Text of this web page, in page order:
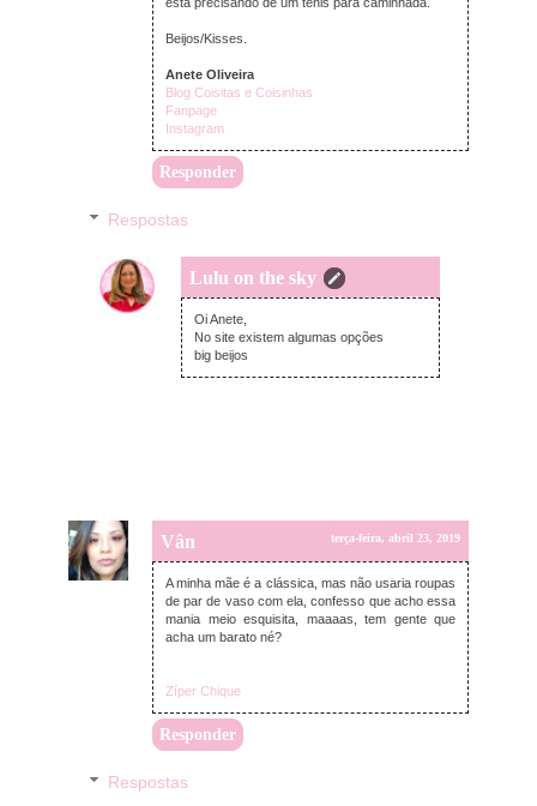
Beijos/Kisses.
Anete Oliveira
Blog Coisitas e Coisinhas
Fanpage
Instagram
Responder
Respostas
Lulu on the sky
quarta-feira, abril 24, 2019
Oi Anete,
No site existem algumas opções
big beijos
Vân terça-feira, abril 23, 2019
A minha mãe é a clássica, mas não usaria roupas
de par de vaso com ela, confesso que acho essa
mania meio esquisita, maaaas, tem gente que
acha um barato né?
Zíper Chique
Responder
Respostas